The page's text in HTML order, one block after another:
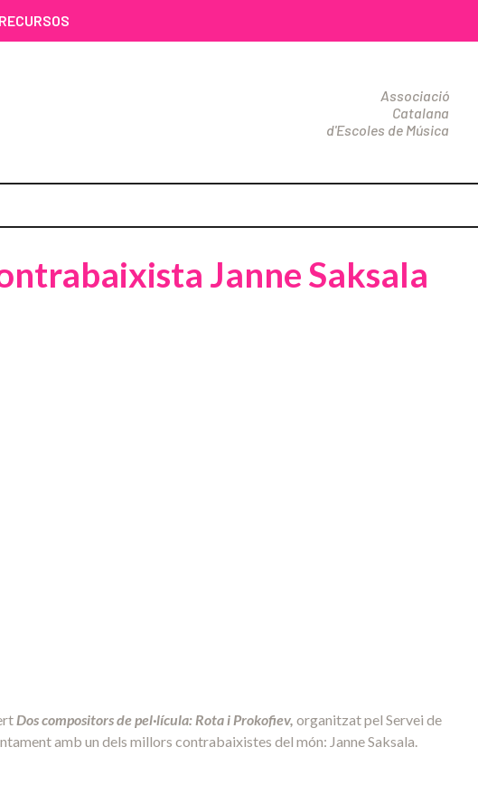
RECURSOS
Associació
Catalana
d'Escoles de Música
Janne Saksala
Dos compositors de pel·lícula: Rota i Prokofiev, organitzat pel Servei de
amb un dels millors contrabaixistes del món: Janne Saksala.